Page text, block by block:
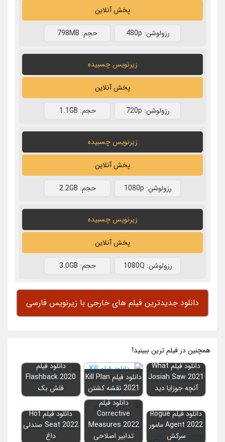
پخش آنلاین
رزولوشن: 480p حجم: 798MB
زیرنویس چسبیده
پخش آنلاین
رزولوشن: 720p حجم: 1.1GB
زیرنویس چسبیده
پخش آنلاین
رزولوشن: 1080p حجم: 2.2GB
زیرنویس چسبیده
پخش آنلاین
رزولوشن: 1080Q حجم: 3.0GB
دانلود جدیدترین فیلم های خارجی با زیرنویس فارسی
همچنين در فيلم ترين ببينيد!
دانلود فیلم What
Josiah Saw 2021
آنچه جوزایا دید
دانلود فیلم Kill Plan
2021 نقشه کشتن
دانلود فیلم
Flashback 2020
فلش بک
دانلود فیلم Rogue
Agent 2022 مامور
سرکش
دانلود فیلم
Corrective
Measures 2022
تدابیر اصلاحی
دانلود فیلم Hot
Seat 2022 صندلی
داغ